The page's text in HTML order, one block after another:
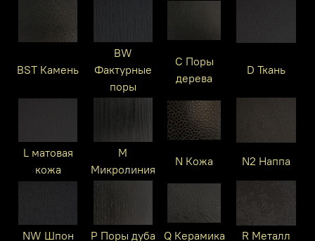
BST Камень
BW
Фактурные
поры
C Поры
дерева
D Ткань
L матовая
кожа
M
Микролиния
N Кожа N2 Наппа
NW Шпон P Поры дуба Q Керамика R Металл